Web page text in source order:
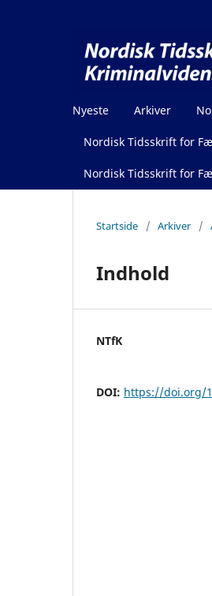
Nyeste Arkiver
Nordisk Tidsskrift for
Nordisk Tidsskrift for
Startside / Arkiver /
Indhold
NTfK
DOI: https://doi.org/